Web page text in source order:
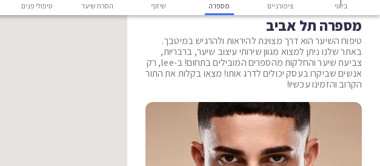
ביוטי ציפורניים מספרה שיזוף הסרת שיער טיפולי פנים
מספרה תל אביב
טיפוח השיער הוא דרך מצוינת להיראות ולהרגיש במיטבך.
באתר שלנו ניתן למצוא מגוון שירותי עיצוב שיער, ברבריות,
צביעת שיער והחלקות מהספרים המובילים בתחום! ב-lee, רק
אנשים שביקרו בעסק יכולים לדרג אותו! מצאו בקלות את התור
הקרוב והזמינו עכשיו!